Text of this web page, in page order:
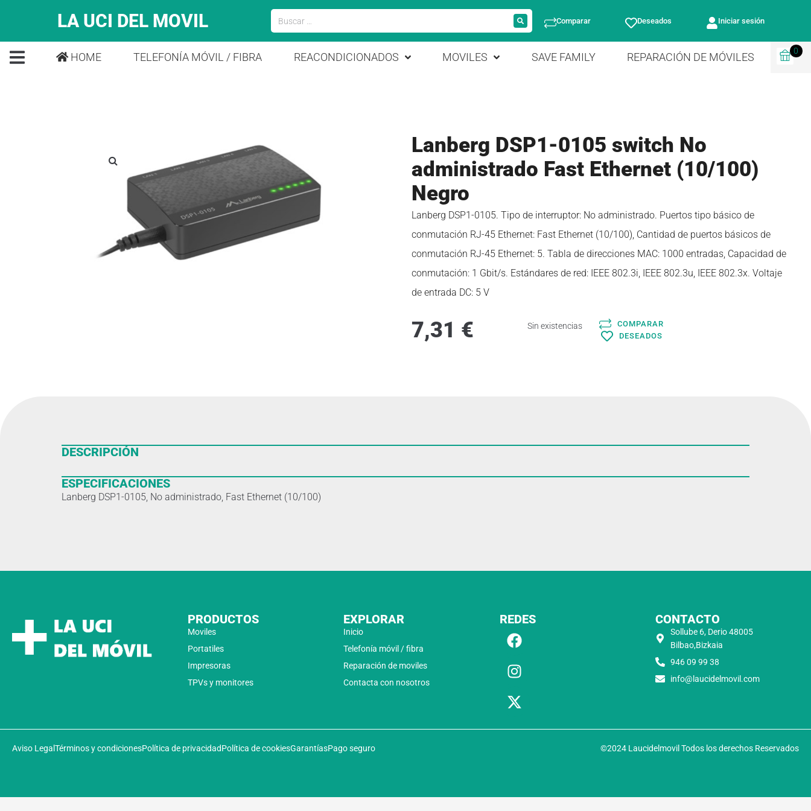
LA UCI DEL MOVIL Comparar Deseados Iniciar sesión
HOME TELEFONÍA MÓVIL / FIBRA REACONDICIONADOS MOVILES SAVE FAMILY REPARACIÓN DE MÓVILES
0
Lanberg DSP1-0105 switch No
administrado Fast Ethernet (10/100)
Negro
Lanberg DSP1-0105. Tipo de interruptor: No administrado. Puertos tipo básico de
conmutación RJ-45 Ethernet: Fast Ethernet (10/100), Cantidad de puertos básicos de
conmutación RJ-45 Ethernet: 5. Tabla de direcciones MAC: 1000 entradas, Capacidad de
conmutación: 1 Gbit/s. Estándares de red: IEEE 802.3i, IEEE 802.3u, IEEE 802.3x. Voltaje
de entrada DC: 5 V
7,31 € Sin existencias
COMPARAR
DESEADOS
DESCRIPCIÓN
ESPECIFICACIONES
Lanberg DSP1-0105, No administrado, Fast Ethernet (10/100)
PRODUCTOS
Moviles
Portatiles
Impresoras
TPVs y monitores
EXPLORAR
Inicio
Telefonía móvil / fibra
Reparación de moviles
Contacta con nosotros
REDES CONTACTO
Sollube 6, Derio 48005
Bilbao,Bizkaia
946 09 99 38
info@laucidelmovil.com
Aviso Legal Términos y condicionesPolítica de privacidadPolítica de cookiesGarantíasPago seguro ©2024 Laucidelmovil Todos los derechos Reservados